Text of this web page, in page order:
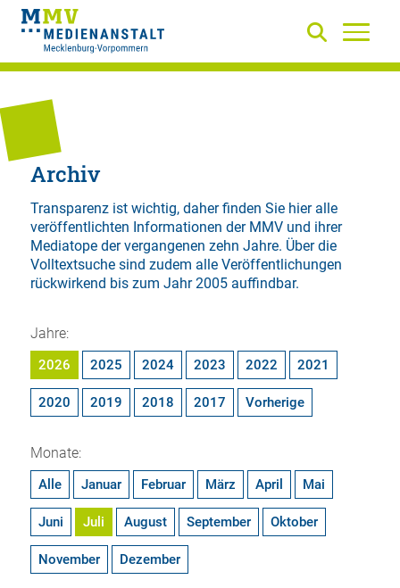
Archiv
Transparenz ist wichtig, daher finden Sie hier alle
veröffentlichten Informationen der MMV und ihrer
Mediatope der vergangenen zehn Jahre. Über die
Volltextsuchesind zudem alle Veröffentlichungen
rückwirkend bis zum Jahr 2005 auffindbar.
Jahre:
2026 2025 2024 2023 2022 2021
2020 2019 2018 2017 Vorherige
Monate:
Alle Januar Februar März April Mai
Juni Juli August September Oktober
November Dezember